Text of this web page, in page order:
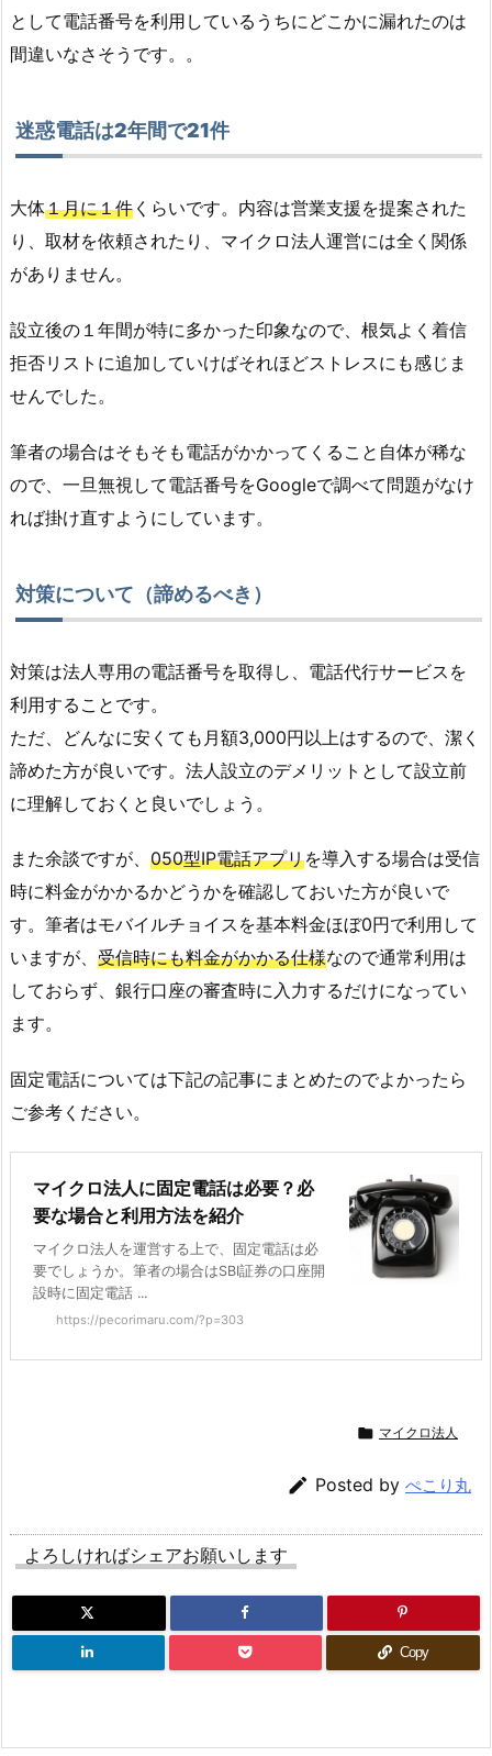
として電話番号を利用しているうちにどこかに漏れたのは
間違いなさそうです。。
迷惑電話は2年間で21件
大体１月に１件 くらいです。内容は営業支援を提案された
り、取材を依頼されたり、マイクロ法人運営には全く関係
がありません。
設立後の１年間が特に多かった印象なので、根気よく着信
拒否リストに追加していけばそれほどストレスにも感じま
せんでした。
筆者の場合はそもそも電話がかかってくること自体が稀な
ので、一旦無視して電話番号をGoogleで調べて問題がなけ
れば掛け直すようにしています。
対策について（諦めるべき）
対策は法人専用の電話番号を取得し、電話代行サービスを
利用することです。
ただ、どんなに安くても月額3,000円以上はするので、潔く
諦めた方が良いです。法人設立のデメリットとして設立前
に理解しておくと良いでしょう。
また余談ですが、 050型IP電話アプリを導入する場合は受信
時に料金がかかるかどうかを確認しておいた方が良いで
す。筆者はモバイルチョイスを基本料金ほぼ0円で利用して
いますが、 受信時にも料金がかかる仕様なので通常利用は
しておらず、銀行口座の審査時に入力するだけになってい
ます。
固定電話については下記の記事にまとめたのでよかったら
ご参考ください。
マイクロ法人に固定電話は必要？必
要な場合と利用方法を紹介
マイクロ法人を運営する上で、固定電話は必
要でしょうか。筆者の場合はSBI証券の口座開
設時に固定電話 ...
https://pecorimaru.com/?p=303
 マイクロ法人
 Posted by ぺこり丸
よろしければシェアお願いします
Copy